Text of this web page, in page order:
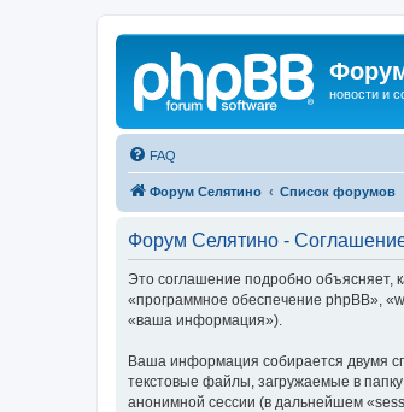
новости и
FAQ
Форум Селятино Список форумов
Форум Селятино -
Это соглашение подробно объясняет,
«программное обеспечение phpBB»,
«ваша информация»).
Ваша информация собирается двумя
текстовые файлы, загружаемые в
анонимной сессии (в дальнейшем